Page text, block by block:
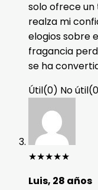
solo ofrece
realza mi
elogios sobre
fragancia
se ha
Útil(0) No útil(0
★★★★★
Luis, 28 años